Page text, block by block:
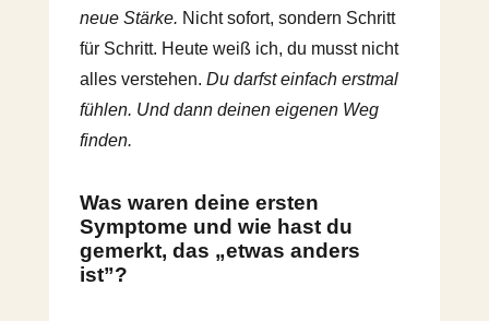
neue Stärke. Nicht sofort, sondern Schritt
für Schritt. Heute weiß ich, du musst nicht
alles verstehen.Du darfst einfach erstmal
fühlen. Und dann deinen eigenen Weg
finden.
Was waren deine ersten
Symptome und wie hast du
gemerkt, das „etwas anders
ist”?